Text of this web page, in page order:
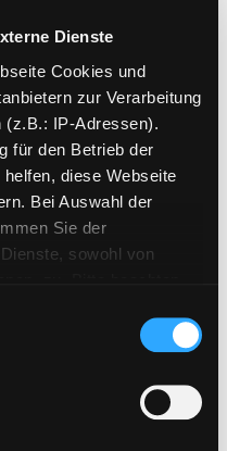
Dienste
Cookies und
zur Verarbeitung
(z.B.: IP-Adressen).
für den Betrieb der
diese Webseite
Bei Auswahl der
Sie der
sowohl von
Verarbeitung in
außerhalb des EWR
stattfinden kann. In
aktuell Risiken für
König Artus anzeigen
HerhaSuche nach
München, Betz
Mit Ill. von
Kinderbuch
Verfasser
Prinzessin Ardita